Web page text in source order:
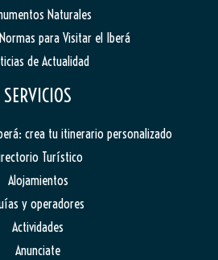
Naturales
para Visitar el Iberá
de Actualidad
SERVICIOS
crea tu itinerario personalizado
Turístico
Alojamientos
y operadores
Actividades
Anunciate